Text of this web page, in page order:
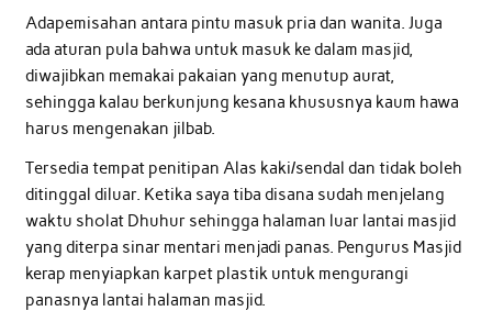
Adapemisahan antara pintu masuk pria dan wanita. Juga
ada aturan pula bahwa untuk masuk ke dalam masjid,
diwajibkan memakai pakaian yang menutup aurat,
sehingga kalau berkunjung kesana khususnya kaum hawa
harus mengenakan jilbab.
Tersedia tempat penitipan Alas kaki/sendal dan tidak boleh
ditinggal diluar. Ketika saya tiba disana sudah menjelang
waktu sholat Dhuhur sehingga halaman luar lantai masjid
yang diterpa sinar mentari menjadi panas. Pengurus Masjid
kerap menyiapkan karpet plastik untuk mengurangi
panasnya lantai halaman masjid.